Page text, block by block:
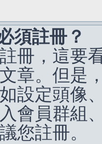
須註冊？
冊，這要
章。但是
設定頭像
會員群組
您註冊。